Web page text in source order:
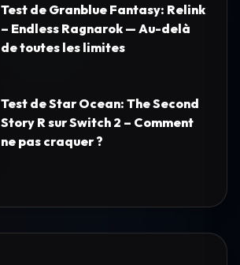
Test de Granblue Fantasy: Relink
– Endless Ragnarok — Au-delà
de toutes les limites
Test de Star Ocean: The Second
Story R sur Switch 2 – Comment
ne pas craquer ?